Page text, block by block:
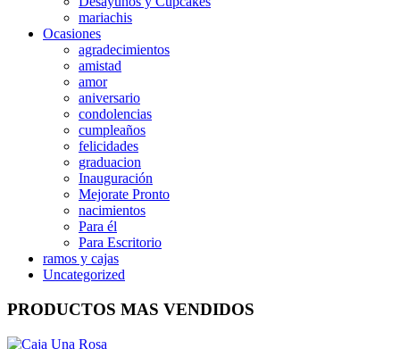
mariachis
Ocasiones
agradecimientos
amistad
amor
aniversario
condolencias
cumpleaños
felicidades
graduacion
Inauguración
Mejorate Pronto
nacimientos
Para él
Para Escritorio
ramos y cajas
Uncategorized
PRODUCTOS MAS VENDIDOS